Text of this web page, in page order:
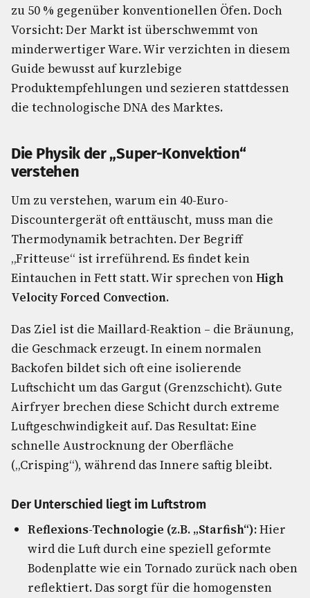
zu 50 % gegenüber konventionellen Öfen. Doch
Vorsicht: Der Markt ist überschwemmt von
minderwertiger Ware. Wir verzichten in diesem
Guide bewusst auf kurzlebige
Produktempfehlungen und sezieren stattdessen
die technologische DNA des Marktes.
Die Physik der „Super-Konvektion“
verstehen
Um zu verstehen, warum ein 40-Euro-
Discountergerät oft enttäuscht, muss man die
Thermodynamik betrachten. Der Begriff
„Fritteuse“ ist irreführend. Es findet kein
Eintauchen in Fett statt. Wir sprechen vonHigh
Velocity Forced Convection.
Das Ziel ist die Maillard-Reaktion – die Bräunung,
die Geschmack erzeugt. In einem normalen
Backofen bildet sich oft eine isolierende
Luftschicht um das Gargut (Grenzschicht). Gute
Airfryer brechen diese Schicht durch extreme
Luftgeschwindigkeit auf. Das Resultat: Eine
schnelle Austrocknung der Oberfläche
(„Crisping“), während das Innere saftig bleibt.
Der Unterschied liegt im Luftstrom
Reflexions-Technologie (z.B. „Starfish“):Hier
wird die Luft durch eine speziell geformte
Bodenplatte wie ein Tornado zurück nach oben
reflektiert. Das sorgt für die homogensten